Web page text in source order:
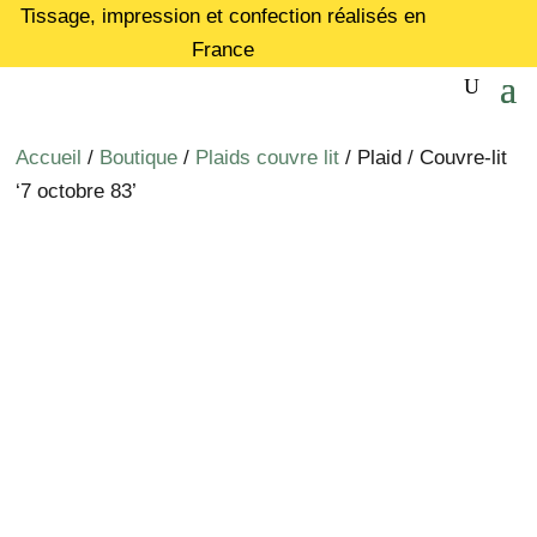
Tissage, impression et confection réalisés en
France
Accueil / Boutique / Plaids couvre lit / Plaid / Couvre-lit
‘7 octobre 83’